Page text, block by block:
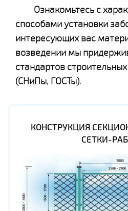
Ознакомьтесь с
способами установки
интересующих вас
возведении мы
стандартов
(СНиПы, ГОСТы).
КОНСТРУКЦИЯ
СЕТКИ-